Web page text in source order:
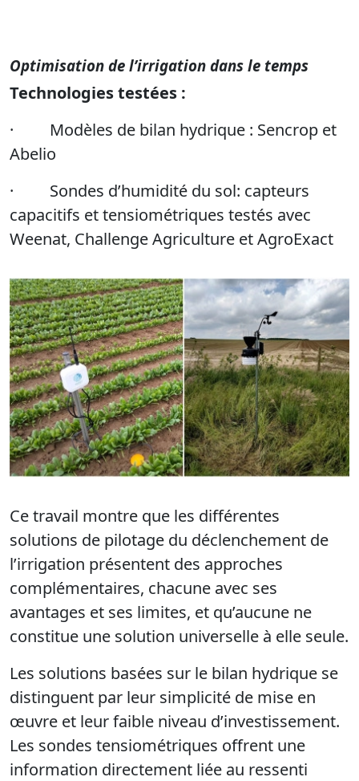
Optimisation de l’irrigation dans le temps
Technologies testées :
· Modèles de bilan hydrique : Sencrop et
Abelio
· Sondes d’humidité du sol: capteurs
capacitifs et tensiométriques testés avec
Weenat, Challenge Agriculture et AgroExact
Ce travail montre que les différentes
solutions de pilotage du déclenchement de
l’irrigation présentent des approches
complémentaires, chacune avec ses
avantages et ses limites, et qu’aucune ne
constitue une solution universelle à elle seule.
Les solutions basées sur le bilan hydrique se
distinguent par leur simplicité de mise en
œuvre et leur faible niveau d’investissement.
Les sondes tensiométriques offrent une
information directement liée au ressenti